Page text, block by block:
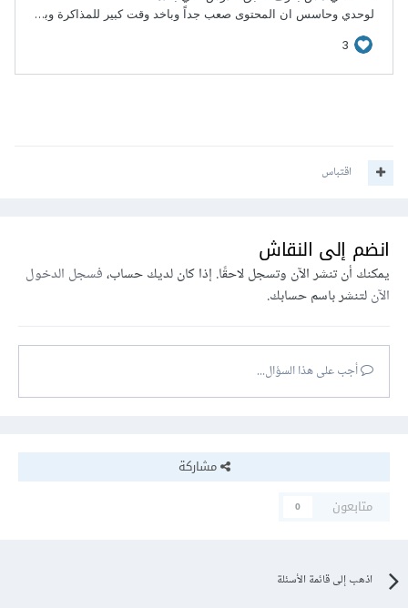
اقتباس
انضم إلى النقاش
يمكنك أن تنشر الآن وتسجل لاحقًا. إذا كان لديك حساب،فسجل الدخول
الآنلتنشر باسم حسابك.
أجب على هذا السؤال...
مشاركة
متابعون
0
اذهب إلى قائمة الأسئلة